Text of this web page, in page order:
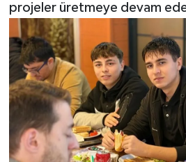
projeler üretmeye devam